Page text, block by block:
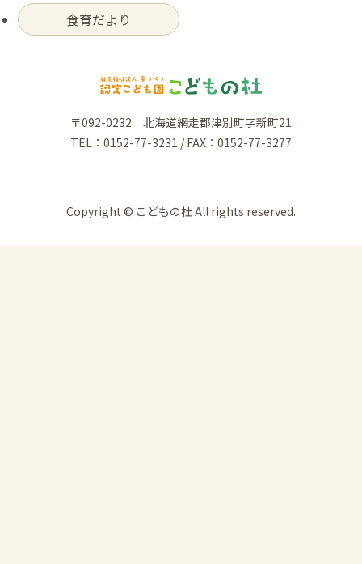
食育だより
〒092-0232 北海道網走郡津別町字新町21
TEL：0152-77-3231 / FAX：0152-77-3277
Copyright © こどもの杜 All rights reserved.